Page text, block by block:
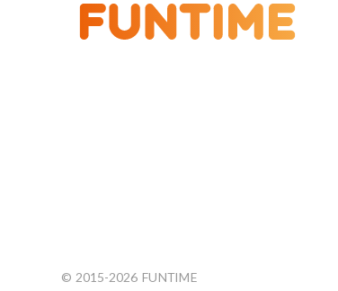
© 2015-2026 FUNTIME